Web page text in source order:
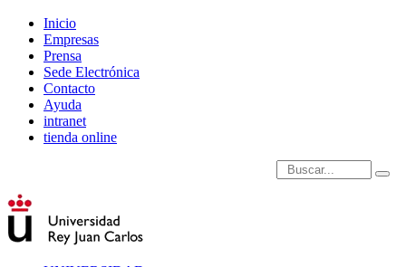
Inicio
Empresas
Prensa
Sede Electrónica
Contacto
Ayuda
intranet
tienda online
Introduce términos de